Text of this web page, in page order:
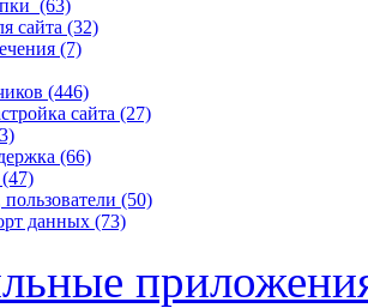
(63)
сайта (32)
(7)
(446)
сайта (27)
(66)
(47)
(50)
данных (73)